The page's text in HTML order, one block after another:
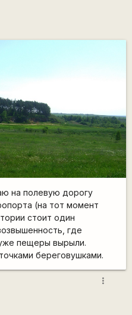
на полевую дорогу
(на тот момент
стоит один
где
пещеры вырыли.
береговушками.
more_vert